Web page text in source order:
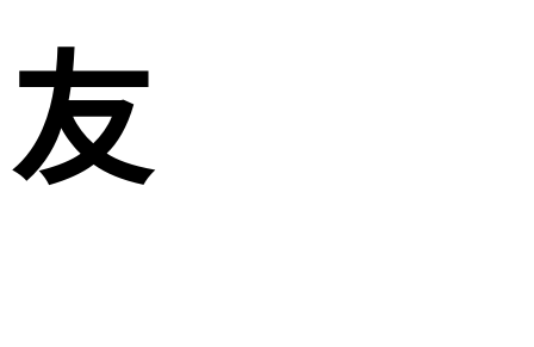
友